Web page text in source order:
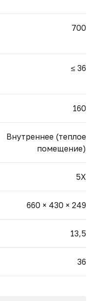
700
≤ 36
160
Внутреннее (теплое
помещение)
5X
660 × 430 × 249
13,5
36